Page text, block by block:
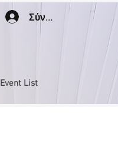
Σύνδεση
Event List